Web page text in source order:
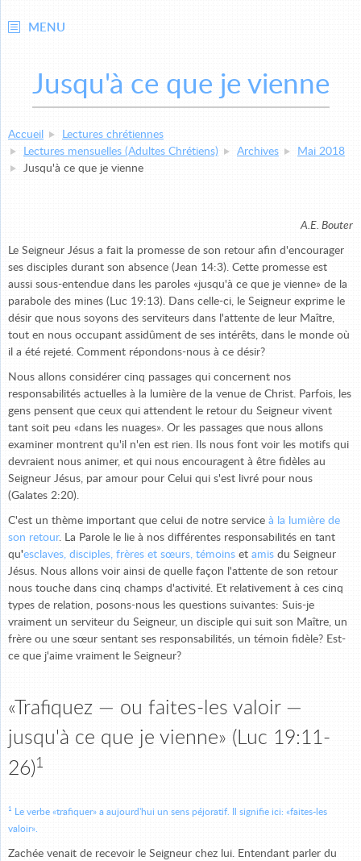
MENU
Jusqu'à ce que je vienne
Accueil
Lectures chrétiennes
Lectures mensuelles (Adultes Chrétiens)
Archives
Mai 2018
Jusqu'à ce que je vienne
A.E. Bouter
Le Seigneur Jésus a fait la promesse de son retour afin d'encourager
ses disciples durant son absence (Jean 14:3). Cette promesse est
aussi sous-entendue dans les paroles «jusqu'à ce que je vienne» de la
parabole des mines (Luc 19:13). Dans celle-ci, le Seigneur exprime le
désir que nous soyons des serviteurs dans l'attente de leur Maître,
tout en nous occupant assidûment de ses intérêts, dans le monde où
il a été rejeté. Comment répondons-nous à ce désir?
Nous allons considérer cinq passages qui concernent nos
responsabilités actuelles à la lumière de la venue de Christ. Parfois, les
gens pensent que ceux qui attendent le retour du Seigneur vivent
tant soit peu «dans les nuages». Or les passages que nous allons
examiner montrent qu'il n'en est rien. Ils nous font voir les motifs qui
devraient nous animer, et qui nous encouragent à être fidèles au
Seigneur Jésus, par amour pour Celui qui s'est livré pour nous
(Galates 2:20).
C'est un thème important que celui de notre service à la lumière de
son retour. La Parole le lie à nos différentes responsabilités en tant
qu'esclaves, disciples, frères et sœurs, témoins et amis du Seigneur
Jésus. Nous allons voir ainsi de quelle façon l'attente de son retour
nous touche dans cinq champs d'activité. Et relativement à ces cinq
types de relation, posons-nous les questions suivantes: Suis-je
vraiment un serviteur du Seigneur, un disciple qui suit son Maître, un
frère ou une sœur sentant ses responsabilités, un témoin fidèle? Est-
ce que j'aime vraiment le Seigneur?
«Trafiquez — ou faites-les valoir —
jusqu'à ce que je vienne» (Luc 19:11-
26)1
1
Le verbe «trafiquer» a aujourd'hui un sens péjoratif. Il signifie ici: «faites-les
valoir».
Zachée venait de recevoir le Seigneur chez lui. Entendant parler du